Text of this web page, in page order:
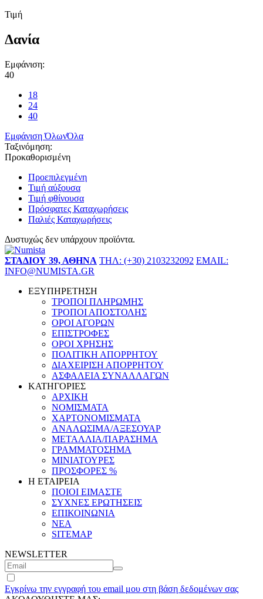
Τιμή
Δανία
Εμφάνιση:
40
18
24
40
Εμφάνιση ΌλωνΌλα
Ταξινόμηση:
Προκαθορισμένη
Προεπιλεγμένη
Τιμή αύξουσα
Τιμή φθίνουσα
Πρόσφατες Καταχωρήσεις
Παλιές Καταχωρήσεις
Δυστυχώς δεν υπάρχουν προϊόντα.
ΣΤΑΔΙΟΥ 39, ΑΘΗΝΑ ΤΗΛ: (+30) 2103232092 EMAIL:
INFO@NUMISTA.GR
ΕΞΥΠΗΡΕΤΗΣΗ
ΤΡΟΠΟΙ ΠΛΗΡΩΜΗΣ
ΤΡΟΠΟΙ ΑΠΟΣΤΟΛΗΣ
ΟΡΟΙ ΑΓΟΡΩΝ
ΕΠΙΣΤΡΟΦΕΣ
ΟΡΟΙ ΧΡΗΣΗΣ
ΠΟΛΙΤΙΚΗ ΑΠΟΡΡΗΤΟΥ
ΔΙΑΧΕΙΡΙΣΗ ΑΠΟΡΡΗΤΟΥ
ΑΣΦΑΛΕΙΑ ΣΥΝΑΛΛΑΓΩΝ
ΚΑΤΗΓΟΡΙΕΣ
ΑΡΧΙΚΗ
ΝΟΜΙΣΜΑΤΑ
ΧΑΡΤΟΝΟΜΙΣΜΑΤΑ
ΑΝΑΛΩΣΙΜΑ/ΑΞΕΣΟΥΑΡ
ΜΕΤΑΛΛΙΑ/ΠΑΡΑΣΗΜΑ
ΓΡΑΜΜΑΤΟΣΗΜΑ
ΜΙΝΙΑΤΟΥΡΕΣ
ΠΡΟΣΦΟΡΕΣ %
Η ΕΤΑΙΡΕΙΑ
ΠΟΙΟΙ ΕΙΜΑΣΤΕ
ΣΥΧΝΕΣ ΕΡΩΤΗΣΕΙΣ
ΕΠΙΚΟΙΝΩΝΙΑ
ΝΕΑ
SITEMAP
NEWSLETTER
Εγκρίνω την εγγραφή του email μου στη βάση δεδομένων σας